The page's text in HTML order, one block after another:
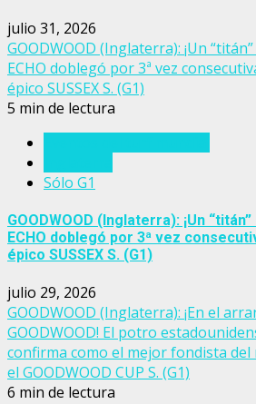
julio 31, 2026
GOODWOOD (Inglaterra): ¡Un
ECHO doblegó por 3ª vez
épico SUSSEX S. (G1)
5 min de lectura
Sólo G1
GOODWOOD (Inglaterra): ¡Un
ECHO doblegó por 3ª vez
épico SUSSEX S. (G1)
julio 29, 2026
GOODWOOD (Inglaterra): ¡En el
GOODWOOD! El potro
confirma como el mejor fondista
el GOODWOOD CUP S. (G1)
6 min de lectura